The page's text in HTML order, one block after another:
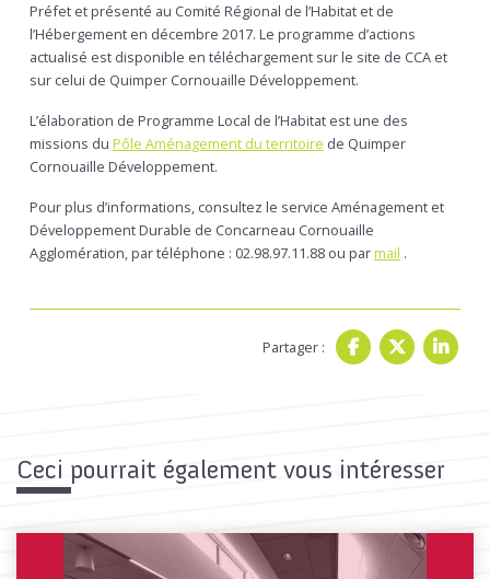
Préfet et présenté au Comité Régional de l’Habitat et de
l’Hébergement en décembre 2017. Le programme d’actions
actualisé est disponible en téléchargement sur le site de CCA et
sur celui de Quimper Cornouaille Développement.
L’élaboration de Programme Local de l’Habitat est une des
missions du Pôle Aménagement du territoire de Quimper
Cornouaille Développement.
Pour plus d’informations, consultez le service Aménagement et
Développement Durable de Concarneau Cornouaille
Agglomération, par téléphone : 02.98.97.11.88 ou parmail .
Partager :
Ceci pourrait également vous intéresser